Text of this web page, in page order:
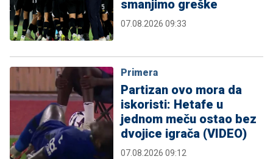
smanjimo greške
07.08.2026 09:33
Primera
Partizan ovo mora da
iskoristi: Hetafe u
jednom meču ostao bez
dvojice igrača (VIDEO)
07.08.2026 09:12